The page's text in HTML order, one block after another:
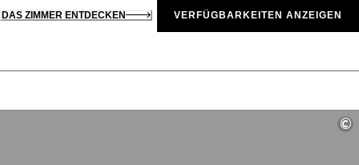
DAS ZIMMER ENTDECKEN VERFÜGBARKEITEN ANZEIGEN
©